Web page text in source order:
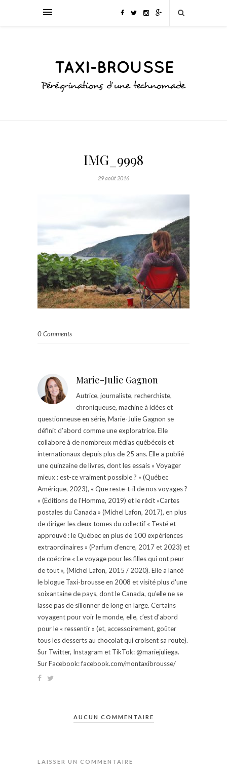
IMG_9998
29 août 2016
0 Comments
Marie-Julie Gagnon
Autrice, journaliste, recherchiste,
chroniqueuse, machine à idées et
questionneuse en série, Marie-Julie Gagnon se
définit d’abord comme une exploratrice. Elle
collabore à de nombreux médias québécois et
internationaux depuis plus de 25 ans. Elle a publié
une quinzaine de livres, dont les essais « Voyager
mieux : est-ce vraiment possible ? » (Québec
Amérique, 2023), « Que reste-t-il de nos voyages ?
» (Éditions de l'Homme, 2019) et le récit «Cartes
postales du Canada » (Michel Lafon, 2017), en plus
de diriger les deux tomes du collectif « Testé et
approuvé : le Québec en plus de 100 expériences
extraordinaires » (Parfum d'encre, 2017 et 2023) et
de coécrire « Le voyage pour les filles qui ont peur
de tout », (Michel Lafon, 2015 / 2020). Elle a lancé
le blogue Taxi-brousse en 2008 et visité plus d'une
soixantaine de pays, dont le Canada, qu'elle ne se
lasse pas de sillonner de long en large. Certains
voyagent pour voir le monde, elle, c’est d’abord
pour le « ressentir » (et, accessoirement, goûter
tous les desserts au chocolat qui croisent sa route).
Sur Twitter, Instagram et TikTok: @mariejuliega.
Sur Facebook: facebook.com/montaxibrousse/
AUCUN COMMENTAIRE
LAISSER UN COMMENTAIRE